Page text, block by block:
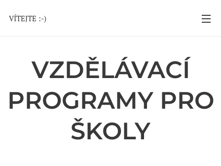
VÍTEJTE :-)
VZDĚLÁVACÍ
PROGRAMY PRO
ŠKOLY